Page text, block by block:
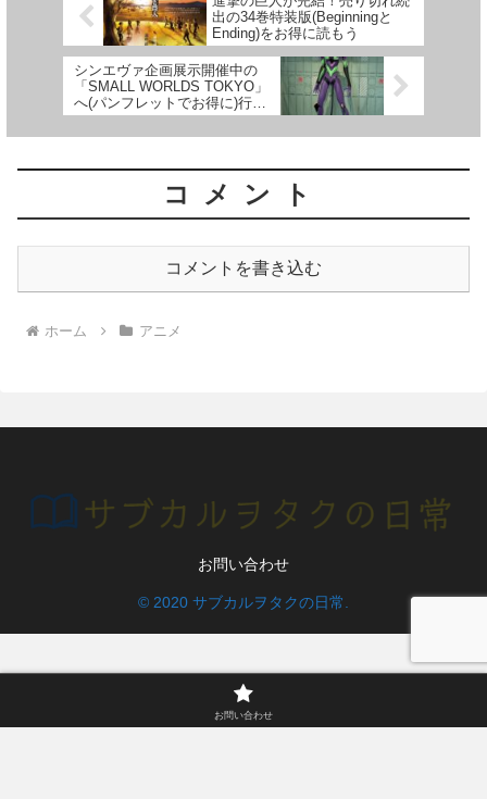
出の34巻特装版(Beginningと
Ending)をお得に読もう
シンエヴァ企画展示開催中の
「SMALL WORLDS TOKYO」
へ(パンフレットでお得に)行っ
てきた！
コメント
コメントを書き込む
ホーム アニメ
お問い合わせ
© 2020 サブカルヲタクの日常.
お問い合わせ